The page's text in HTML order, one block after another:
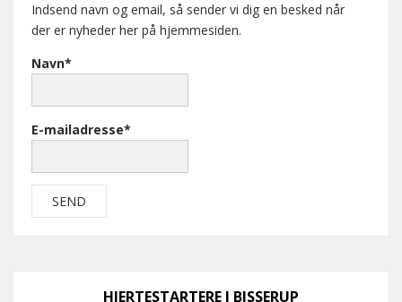
Indsend navn og email, så sender vi dig en besked når
der er nyheder her på hjemmesiden.
Navn*
E-mailadresse*
HJERTESTARTERE I BISSERUP